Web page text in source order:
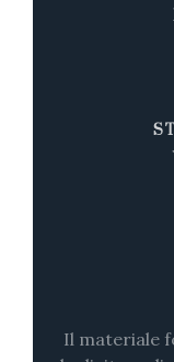
Il materiale